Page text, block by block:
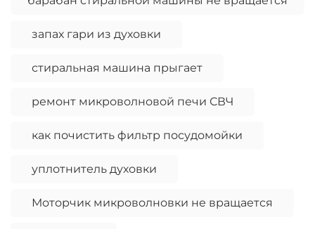
запах гари из духовки
стиральная машина прыгает
ремонт микроволновой печи СВЧ
как почистить фильтр посудомойки
уплотнитель духовки
Моторчик микроволновки не вращается